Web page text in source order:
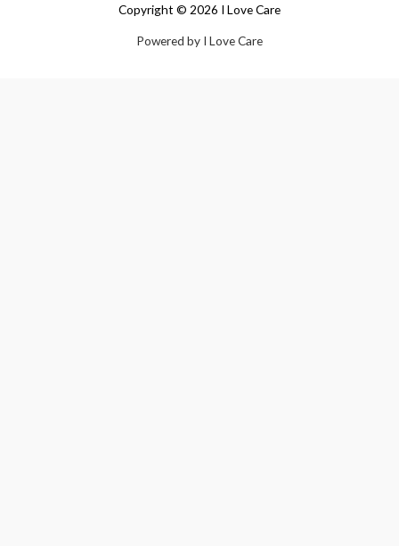
Copyright © 2026 I Love Care
Powered by I Love Care